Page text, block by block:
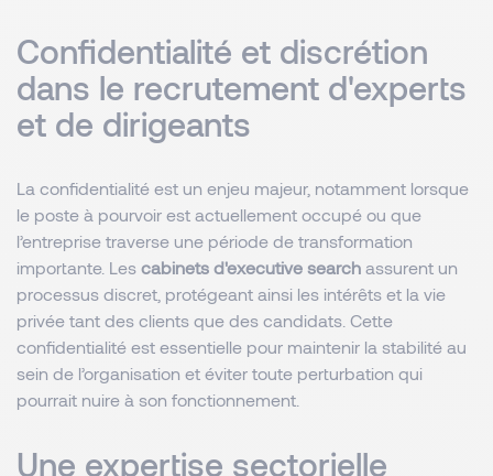
Confidentialité et discrétion
dans le recrutement d'experts
et de dirigeants
La confidentialité est un enjeu majeur, notamment lorsque
le poste à pourvoir est actuellement occupé ou que
l’entreprise traverse une période de transformation
importante. Les cabinets d'executive search assurent un
processus discret, protégeant ainsi les intérêts et la vie
privée tant des clients que des candidats. Cette
confidentialité est essentielle pour maintenir la stabilité au
sein de l’organisation et éviter toute perturbation qui
pourrait nuire à son fonctionnement.
Une expertise sectorielle